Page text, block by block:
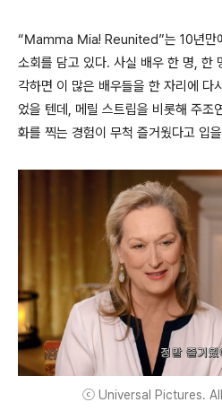
“Mamma Mia! Reunited”는 10년만
소회를 담고 있다. 사실 배우 한 명, 한
각하면 이 많은 배우들을 한 자리에 다
었을 텐데, 메릴 스트립을 비롯해 주조
화를 찍는 경험이 무척 즐거웠다고 입
ⓒ Universal Pictures.